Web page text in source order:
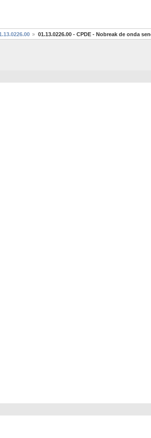
01.13.0226.00 - CPDE - Nobreak de onda